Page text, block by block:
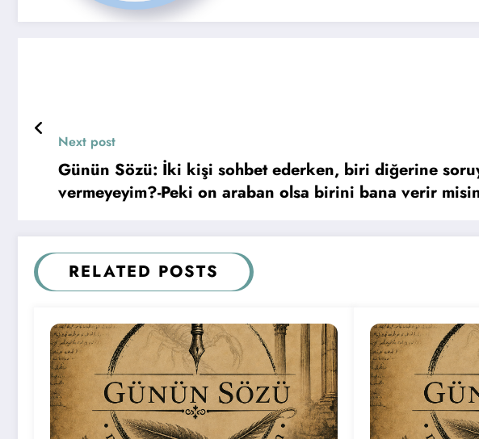
Next post
Günün Sözü: İki kişi sohbet ederken, biri diğerine
vermeyeyim?-Peki on araban olsa birini bana verir
RELATED POSTS